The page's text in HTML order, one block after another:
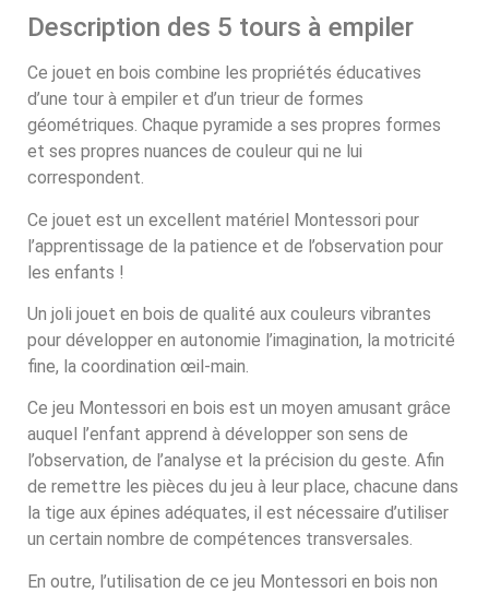
Description des 5 tours à empiler
Ce jouet en bois combine les propriétés éducatives
d’une tour à empiler et d’un trieur de formes
géométriques. Chaque pyramide a ses propres formes
et ses propres nuances de couleur qui ne lui
correspondent.
Ce jouet est un excellent matériel Montessori pour
l’apprentissage de la patience et de l’observation pour
les enfants !
Un joli jouet en bois de qualité aux couleurs vibrantes
pour développer en autonomie l’imagination, la motricité
fine, la coordination œil-main.
Ce jeu Montessori en bois est un moyen amusant grâce
auquel l’enfant apprend à développer son sens de
l’observation, de l’analyse et la précision du geste. Afin
de remettre les pièces du jeu à leur place, chacune dans
la tige aux épines adéquates, il est nécessaire d’utiliser
un certain nombre de compétences transversales.
En outre, l’utilisation de ce jeu Montessori en bois non